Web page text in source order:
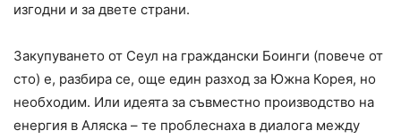
изгодни и за двете страни.
Закупуването от Сеул на граждански Боинги (повече от
сто) е, разбира се, още един разход за Южна Корея, но
необходим. Или идеята за съвместно производство на
енергия в Аляска – те проблеснаха в диалога между